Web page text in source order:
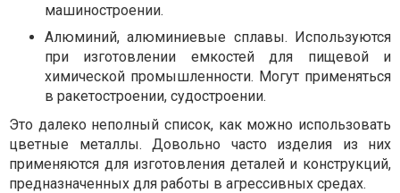
машиностроении.
Алюминий, алюминиевые сплавы. Используются
при изготовлении емкостей для пищевой и
химической промышленности. Могут применяться
в ракетостроении, судостроении.
Это далеко неполный список, как можно использовать
цветные металлы. Довольно часто изделия из них
применяются для изготовления деталей и конструкций,
предназначенных для работы в агрессивных средах.